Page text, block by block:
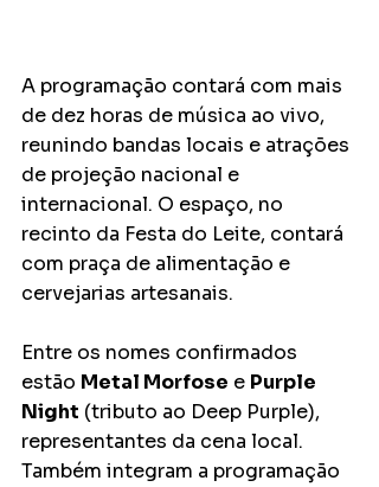
A programação contará com mais
de dez horas de música ao vivo,
reunindo bandas locais e atrações
de projeção nacional e
internacional. O espaço, no
recinto da Festa do Leite, contará
com praça de alimentação e
cervejarias artesanais.
Entre os nomes confirmados
estão Metal Morfose e Purple
Night (tributo ao Deep Purple),
representantes da cena local.
Também integram a programação